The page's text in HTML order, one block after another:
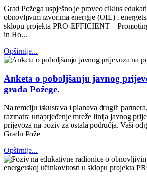
Grad Požega uspješno je proveo ciklus
obnovljivim izvorima energije (OIE) i
sklopu projekta PRO-EFFICIENT –
in Ho...
Opširnije...
Anketa o poboljšanju javnog
grada Požege.
Na temelju iskustava i planova drugih
razmatra unaprjeđenje mreže linija javnog
prijevoza na poziv za ostala područja. Vaši
Gradu Pože...
Opširnije...